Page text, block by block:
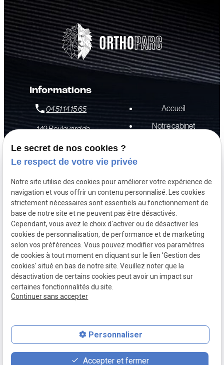
Informations
04 51 14 15 65
149 Boulevard de
VILLEURBANNE
9:00-13:00/14:00-19:00
Accueil
Notre cabinet
Actualités
Contact
Mentions
légales
Politique de
confidentialité
Plan du
site
Gestion
des
cookies
SIRET :53470527200019
place phone
Le secret de nos cookies ?
Le respect de votre vie privée
Notre site utilise des cookies pour améliorer votre expérience de
navigation et vous offrir un contenu personnalisé. Les cookies
strictement nécessaires sont essentiels au fonctionnement de
base de notre site et ne peuvent pas être désactivés.
Cependant, vous avez le choix d'activer ou de désactiver les
cookies de personnalisation, de performance et de marketing
selon vos préférences. Vous pouvez modifier vos paramètres
de cookies à tout moment en cliquant sur le lien 'Gestion des
cookies' situé en bas de notre site. Veuillez noter que la
désactivation de certains cookies peut avoir un impact sur
certaines fonctionnalités du site.
Continuer sans accepter
Personnaliser
Accepter et fermer